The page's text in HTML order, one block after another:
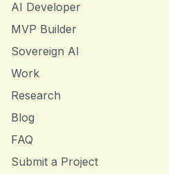
AI Developer
MVP Builder
Sovereign AI
Work
Research
Blog
FAQ
Submit a Project